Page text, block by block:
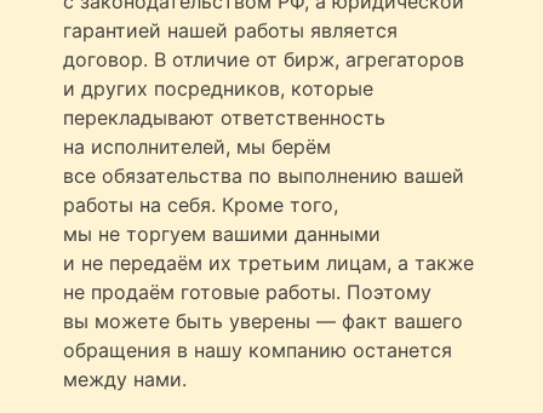
гарантией нашей работы является
договор. В отличие от бирж, агрегаторов
и других посредников, которые
перекладывают ответственность
на исполнителей, мы берём
все обязательства по выполнению вашей
работы на себя. Кроме того,
мы не торгуем вашими данными
и не передаём их третьим лицам, а также
не продаём готовые работы. Поэтому
вы можете быть уверены — факт вашего
обращения в нашу компанию останется
между нами.